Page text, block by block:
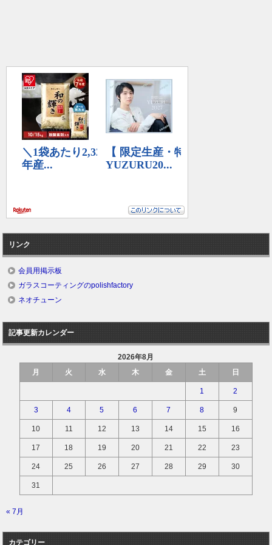
リンク
会員用掲示板
ガラスコーティングのpolishfactory
ネオチューン
記事更新カレンダー
2026年8月
月
火 水 木 金 土 日
1 2
3 4 5 6 7 8 9
10 11 12 13 14 15 16
17 18 19 20 21 22 23
24 25 26 27 28 29 30
31
« 7月
カテゴリー